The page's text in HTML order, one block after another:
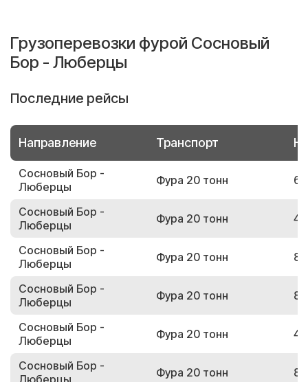
Грузоперевозки фурой Сосновый
Бор - Люберцы
Последние рейсы
Направление Транспорт
Сосновый Бор -
Люберцы
Фура 20 тонн
Сосновый Бор -
Люберцы
Фура 20 тонн
Сосновый Бор -
Люберцы
Фура 20 тонн
Сосновый Бор -
Люберцы
Фура 20 тонн
Сосновый Бор -
Люберцы
Фура 20 тонн
Сосновый Бор -
Люберцы
Фура 20 тонн